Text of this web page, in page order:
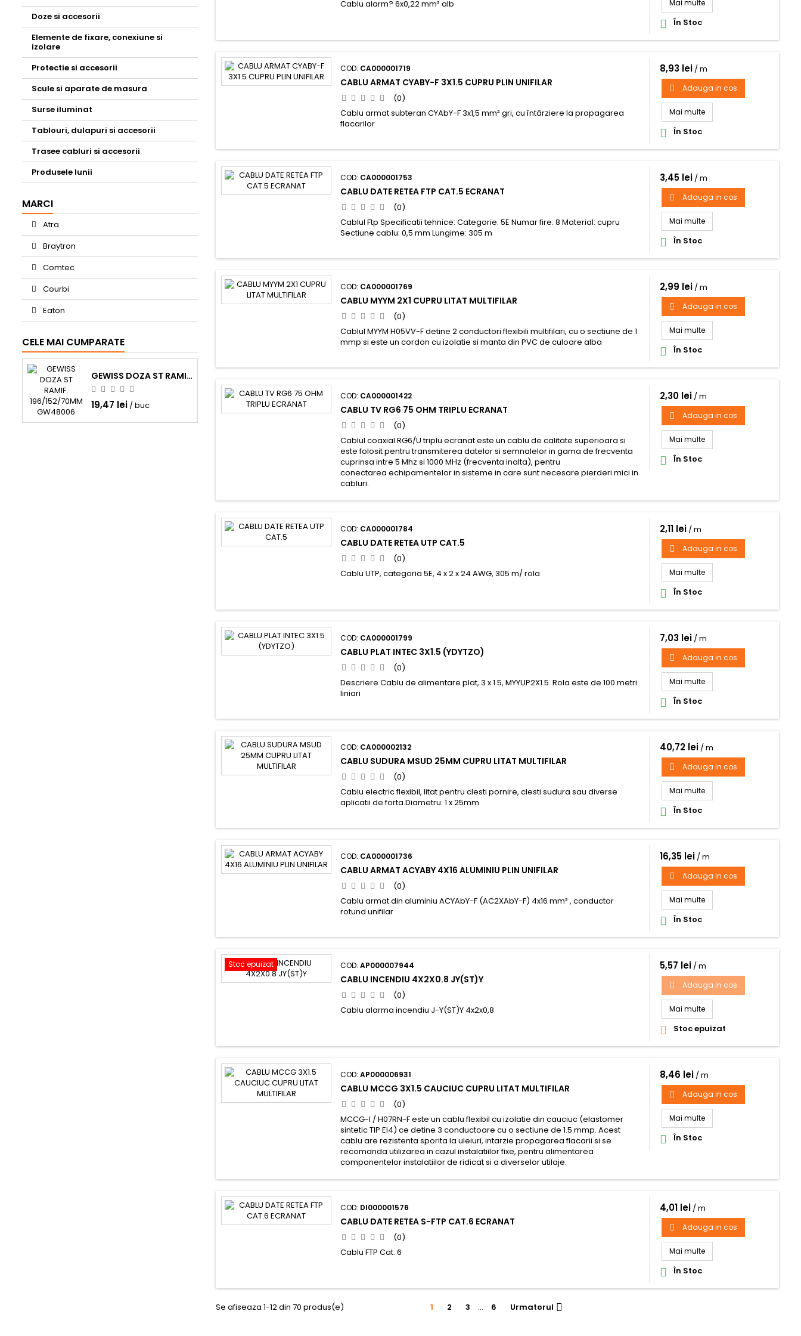
Doze si accesorii
Elemente de fixare, conexiune si
izolare
Protectie si accesorii
Scule si aparate de masura
Surse iluminat
Tablouri, dulapuri si accesorii
Trasee cabluri si accesorii
Produsele lunii
MARCI
Atra
Braytron
Comtec
Courbi
Eaton
CELE MAI CUMPARATE
GEWISS DOZA ST RAMIF. 196/152/70MM GW48006
19,47 lei / buc
Cablu alarm? 6x0,22 mm² alb
Mai multe
 În Stoc
COD: CA000001719
CABLU ARMAT CYABY-F 3X1.5 CUPRU PLIN UNIFILAR
(0)
Cablu armat subteran CYAbY-F 3x1,5 mm² gri, cu întârziere la propagarea
flacarilor
8,93 lei / m
 Adauga in cos
Mai multe
 În Stoc
COD: CA000001753
CABLU DATE RETEA FTP CAT.5 ECRANAT
(0)
Cablul Ftp Specificatii tehnice: Categorie: 5E Numar fire: 8 Material: cupru
Sectiune cablu: 0,5 mm Lungime: 305 m
3,45 lei / m
 Adauga in cos
Mai multe
 În Stoc
COD: CA000001769
CABLU MYYM 2X1 CUPRU LITAT MULTIFILAR
(0)
Cablul MYYM H05VV-F detine 2 conductori flexibili multifilari, cu o sectiune de 1
mmp si este un cordon cu izolatie si manta din PVC de culoare alba
2,99 lei / m
 Adauga in cos
Mai multe
 În Stoc
COD: CA000001422
CABLU TV RG6 75 OHM TRIPLU ECRANAT
(0)
Cablul coaxial RG6/U triplu ecranat este un cablu de calitate superioara si
este folosit pentru transmiterea datelor si semnalelor in gama de frecventa
cuprinsa intre 5 Mhz si 1000 MHz (frecventa inalta), pentru
conectarea echipamentelor in sisteme in care sunt necesare pierderi mici in
cabluri.
2,30 lei / m
 Adauga in cos
Mai multe
 În Stoc
COD: CA000001784
CABLU DATE RETEA UTP CAT.5
(0)
Cablu UTP, categoria 5E, 4 x 2 x 24 AWG, 305 m/ rola
2,11 lei / m
 Adauga in cos
Mai multe
 În Stoc
COD: CA000001799
CABLU PLAT INTEC 3X1.5 (YDYTZO)
(0)
Descriere Cablu de alimentare plat, 3 x 1.5, MYYUP2X1.5. Rola este de 100 metri
liniari
7,03 lei / m
 Adauga in cos
Mai multe
 În Stoc
COD: CA000002132
CABLU SUDURA MSUD 25MM CUPRU LITAT MULTIFILAR
(0)
Cablu electric flexibil, litat pentru clesti pornire, clesti sudura sau diverse
aplicatii de forta.Diametru: 1 x 25mm
40,72 lei / m
 Adauga in cos
Mai multe
 În Stoc
COD: CA000001736
CABLU ARMAT ACYABY 4X16 ALUMINIU PLIN UNIFILAR
(0)
Cablu armat din aluminiu ACYAbY-F (AC2XAbY-F) 4x16 mm² , conductor
rotund unifilar
16,35 lei / m
 Adauga in cos
Mai multe
 În Stoc
Stoc epuizat COD:AP000007944
CABLU INCENDIU 4X2X0.8 JY(ST)Y
(0)
Cablu alarma incendiu J-Y(ST)Y 4x2x0,8
5,57 lei / m
 Adauga in cos
Mai multe
 Stoc epuizat
COD:AP000006931
CABLU MCCG 3X1.5 CAUCIUC CUPRU LITAT MULTIFILAR
(0)
MCCG-I / H07RN-F este un cablu flexibil cu izolatie din cauciuc (elastomer
sintetic TIP EI4) ce detine 3 conductoare cu o sectiune de 1.5 mmp. Acest
cablu are rezistenta sporita la uleiuri, intarzie propagarea flacarii si se
recomanda utilizarea in cazul instalatiilor fixe, pentru alimentarea
componentelor instalatiilor de ridicat si a diverselor utilaje.
8,46 lei / m
 Adauga in cos
Mai multe
 În Stoc
COD: DI000001576
CABLU DATE RETEA S-FTP CAT.6 ECRANAT
(0)
Cablu FTP Cat. 6
4,01 lei / m
 Adauga in cos
Mai multe
 În Stoc
Se afiseaza 1-12 din 70 produs(e) 1 2 3 … 6 Urmatorul 